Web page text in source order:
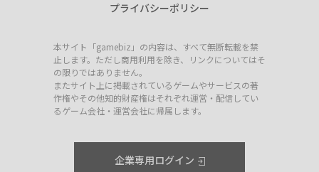
プライバシーポリシー
本サイト「gamebiz」の内容は、すべて無断転載を禁
止します。ただし商用利用を除き、リンクについてはそ
の限りではありません。
またサイト上に掲載されているゲームやサービスの著
作権やその他知的財産権はそれぞれ運営・配信してい
るゲーム会社・運営会社に帰属します。
企業専用ログイン